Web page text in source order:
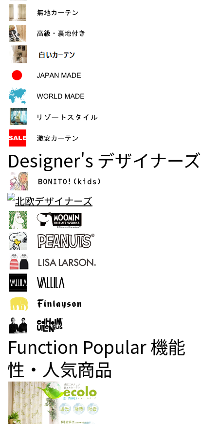
Designer's デザイナーズ
Function Popular機能
性・人気商品